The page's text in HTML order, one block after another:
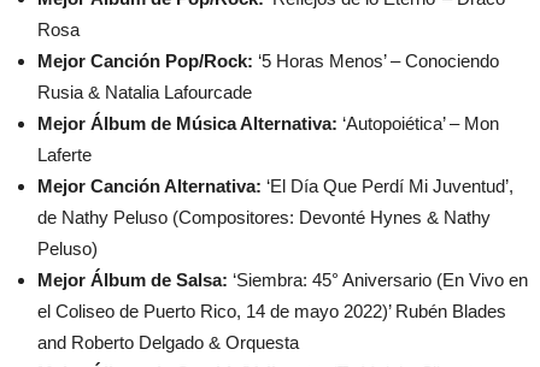
Rosa
Mejor Canción Pop/Rock: ‘5 Horas Menos’ – Conociendo
Rusia & Natalia Lafourcade
Mejor Álbum de Música Alternativa: ‘Autopoiética’ – Mon
Laferte
Mejor Canción Alternativa: ‘El Día Que Perdí Mi Juventud’,
de Nathy Peluso (Compositores: Devonté Hynes & Nathy
Peluso)
Mejor Álbum de Salsa: ‘Siembra: 45° Aniversario (En Vivo en
el Coliseo de Puerto Rico, 14 de mayo 2022)’ Rubén Blades
and Roberto Delgado & Orquesta